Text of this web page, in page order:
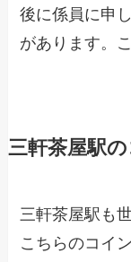
後に係員に申
があります。
三軒茶屋駅
三軒茶屋駅も
こちらのコイ